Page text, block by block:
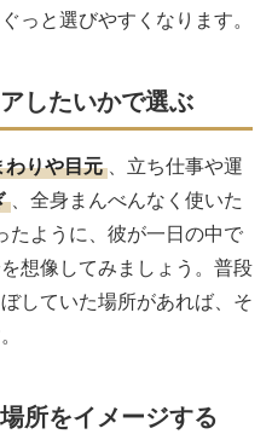
っと選びやすくなります。
したいかで選ぶ
わりや目元
、立ち仕事や運
、全身まんべんなく使いた
たように、彼が一日の中で
想像してみましょう。普段
していた場所があれば、そ
所をイメージする